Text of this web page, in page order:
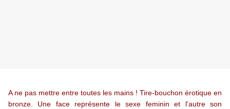
A ne pas mettre entre toutes les mains ! Tire-bouchon érotique en
bronze. Une face représente le sexe feminin et l'autre son